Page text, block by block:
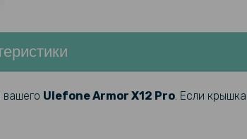
UlefoneArmor X12 Pro. Если